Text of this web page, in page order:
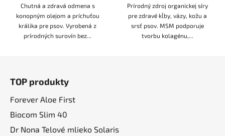
Chutná a zdravá odmena s
konopným olejom a príchuťou
králika pre psov. Vyrobená z
prírodných surovín bez...
Prírodný zdroj organickej síry
pre zdravé kĺby, väzy, kožu a
srsť psov. MSM podporuje
tvorbu kolagénu,...
TOP produkty
Forever Aloe First
Biocom Slim 40
Dr Nona Telové mlieko Solaris